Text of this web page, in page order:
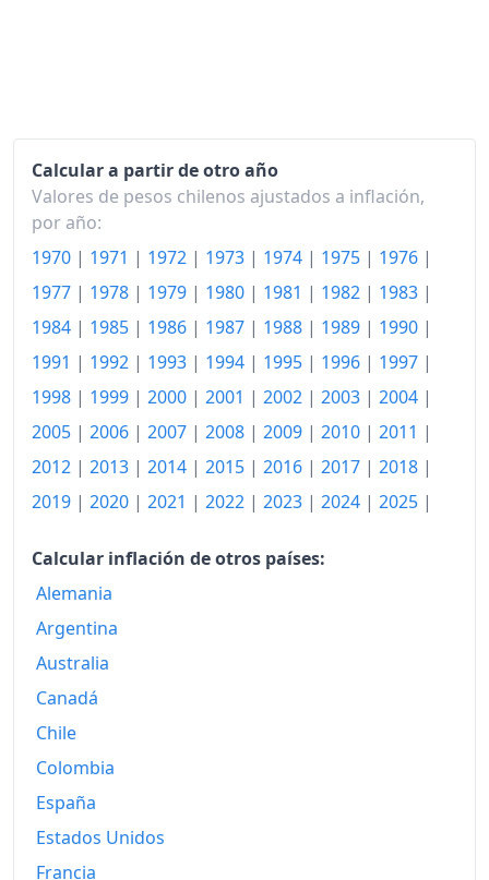
2013
134.77
2014
2015
147.27
2016
152.84
2017
156.18
2018
159.98
2019
164.07
169.07
197.29
2023
2024
2025
Hoy
Calcular a partir de otro año
Valores de pesos chilenos ajustados a inflación,
por año:
1970 | 1971 | 1972 | 1973 | 1974 | 1975 | 1976 |
1977 | 1978 | 1979 | 1980 | 1981 | 1982 | 1983 |
1984 | 1985 | 1986 | 1987 | 1988 | 1989 | 1990 |
1991 | 1992 | 1993 | 1994 | 1995 | 1996 | 1997 |
1998 | 1999 | 2000 | 2001 | 2002 | 2003 | 2004 |
2005 | 2006 | 2007 | 2008 | 2009 | 2010 | 2011 |
2012 | 2013 | 2014 | 2015 | 2016 | 2017 | 2018 |
2019 | 2020 | 2021 | 2022 | 2023 | 2024 | 2025 |
Calcular inflación de otros países:
Alemania
Argentina
Australia
Canadá
Chile
Colombia
España
Estados Unidos
Francia